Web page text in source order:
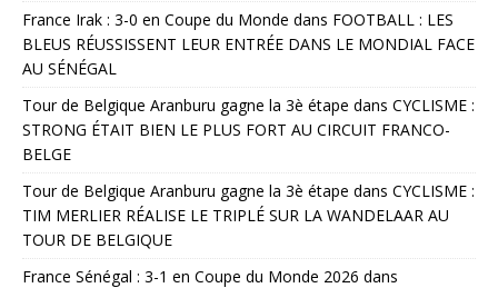
France Irak : 3-0 en Coupe du Monde dans FOOTBALL : LES
BLEUS RÉUSSISSENT LEUR ENTRÉE DANS LE MONDIAL FACE
AU SÉNÉGAL
Tour de Belgique Aranburu gagne la 3è étape dans CYCLISME :
STRONG ÉTAIT BIEN LE PLUS FORT AU CIRCUIT FRANCO-
BELGE
Tour de Belgique Aranburu gagne la 3è étape dans CYCLISME :
TIM MERLIER RÉALISE LE TRIPLÉ SUR LA WANDELAAR AU
TOUR DE BELGIQUE
France Sénégal : 3-1 en Coupe du Monde 2026 dans